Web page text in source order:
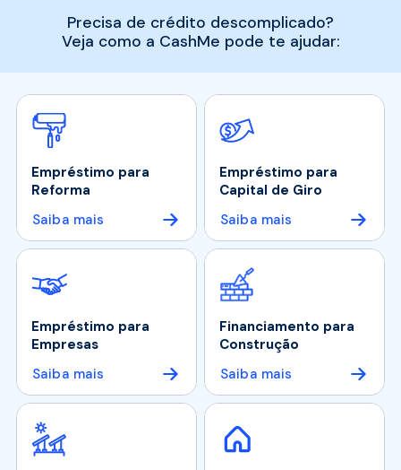
Precisa de crédito descomplicado?
Veja como a CashMe pode te ajudar:
Empréstimo para
Reforma
Saiba mais
Empréstimo para
Capital de Giro
Saiba mais
Empréstimo para
Empresas
Saiba mais
Financiamento para
Construção
Saiba mais